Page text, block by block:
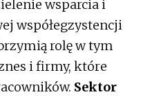
wsparcia i
współegzystencji
rolę w tym
i firmy, które
Sektor